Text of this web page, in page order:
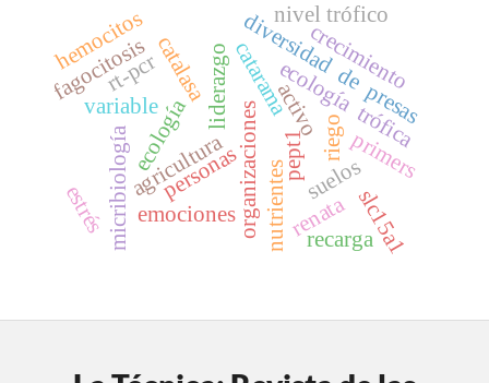
activo
liderazgo
organizaciones
personas
emociones
agricultura
micribiología suelos
ecología
nutrientes
ecología trófica
diversidad de presas
nivel trófico
renata
variable
recarga
riego
catarama
catalasa crecimiento
estrés
fagocitosis
hemocitos
pept1
slc15a1
primers
rt-pcr